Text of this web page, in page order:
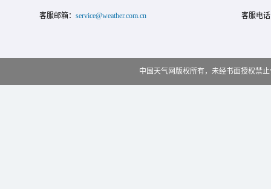
客服邮箱： service@weather.com.cn 客服电
中国天气网版权所有，未经书面授权